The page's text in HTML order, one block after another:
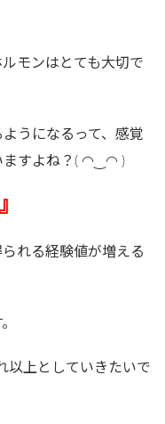
モンはとても大切で
うになるって、感覚
ますよね？( ◠‿◠ )
れる経験値が増える
以上としていきたいで